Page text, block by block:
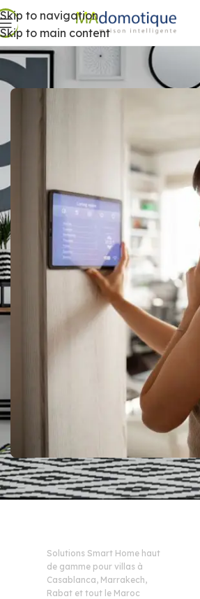
Skip to navigation
Skip to main content
Solutions Smart Home haut
de gamme pour villas à
Casablanca, Marrakech,
Rabat et tout le Maroc